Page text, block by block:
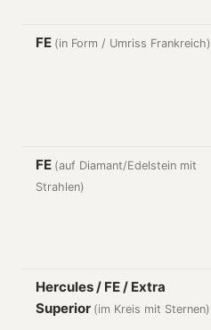
FE (in Form / Umriss Frankreich)
FE (auf Diamant/Edelstein mit
Strahlen)
Hercules / FE / Extra
Superior (im Kreis mit Sternen)